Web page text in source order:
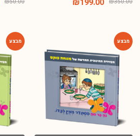
₪350.00
₪199.00
₪50.00